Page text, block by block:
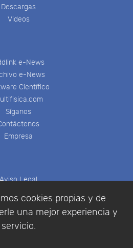
cookies propias y de
una mejor experiencia y
servicio.
Descargas
Videos
e-News
e-News
Científico
Síganos
Empresa
Aviso Legal
de Privacidad
de compra
Identificarse